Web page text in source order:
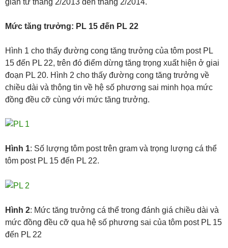
gian từ tháng 2/2013 đến tháng 2/2014.
Mức tăng trưởng: PL 15 đến PL 22
Hình 1 cho thấy đường cong tăng trưởng của tôm post PL
15 đến PL 22, trên đó điểm dừng tăng trọng xuất hiện ở giai
đoạn PL 20. Hình 2 cho thấy đường cong tăng trưởng về
chiều dài và thông tin về hệ số phương sai minh họa mức
đồng đều cỡ cùng với mức tăng trưởng.
Hình 1: Số lượng tôm post trên gram và trọng lượng cá thể
tôm post PL 15 đến PL 22.
Hình 2: Mức tăng trưởng cá thể trong đánh giá chiều dài và
mức đồng đều cỡ qua hệ số phương sai của tôm post PL 15
đến PL 22